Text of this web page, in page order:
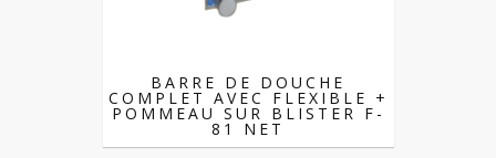
BARRE DE DOUCHE
COMPLET AVEC FLEXIBLE +
POMMEAU SUR BLISTER F-
81 NET